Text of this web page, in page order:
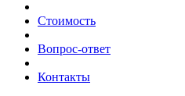
Стоимость
Вопрос-ответ
Контакты